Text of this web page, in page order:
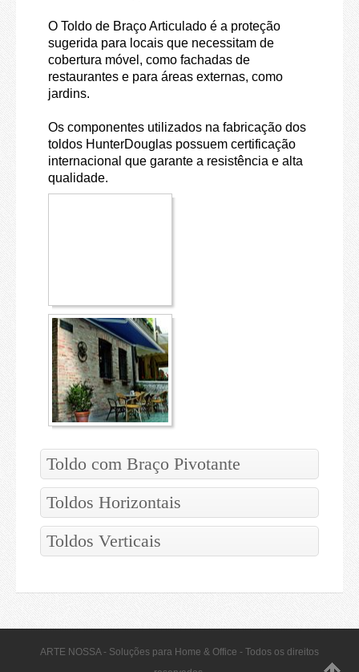
O Toldo de Braço Articulado é a proteção
sugerida para locais que necessitam de
cobertura móvel, como fachadas de
restaurantes e para áreas externas, como
jardins.
Os componentes utilizados na fabricação dos
toldos HunterDouglas possuem certificação
internacional que garante a resistência e alta
qualidade.
Toldo com Braço Pivotante
Toldos Horizontais
Toldos Verticais
ARTE NOSSA - Soluções para Home & Office - Todos os direitos